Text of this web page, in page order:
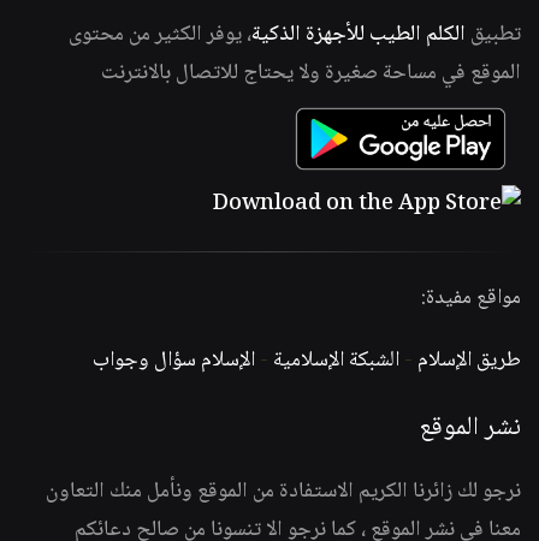
تطبيق الكلم الطيب للأجهزة الذكية، يوفر الكثير من محتوى
الموقع في مساحة صغيرة ولا يحتاج للاتصال بالانترنت
مواقع مفيدة:
طريق الإسلام -الشبكة الإسلامية -الإسلام سؤال وجواب
نشر الموقع
نرجو لك زائرنا الكريم الاستفادة من الموقع ونأمل منك التعاون
معنا في نشر الموقع ، كما نرجو الا تنسونا من صالح دعائكم